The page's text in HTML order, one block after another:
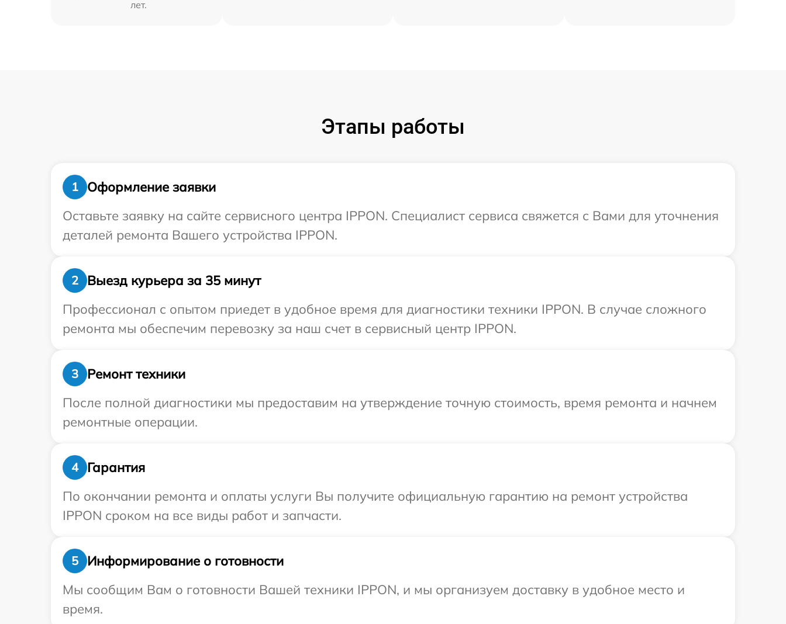
лет.
Этапы работы
1
Оформление заявки
Оставьте заявку на сайте сервисного центра IPPON. Специалист сервиса свяжется с Вами для уточнения
деталей ремонта Вашего устройства IPPON.
2
Выезд курьера за 35 минут
Профессионал с опытом приедет в удобное время для диагностики техники IPPON. В случае сложного
ремонта мы обеспечим перевозку за наш счет в сервисный центр IPPON.
3
Ремонт техники
После полной диагностики мы предоставим на утверждение точную стоимость, время ремонта и начнем
ремонтные операции.
4
Гарантия
По окончании ремонта и оплаты услуги Вы получите официальную гарантию на ремонт устройства
IPPON сроком на все виды работ и запчасти.
5
Информирование о готовности
Мы сообщим Вам о готовности Вашей техники IPPON, и мы организуем доставку в удобное место и
время.